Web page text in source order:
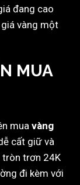
đang cao
vàng một
MUA
mua vàng
cất giữ và
tròn trơn 24K
đi kèm với